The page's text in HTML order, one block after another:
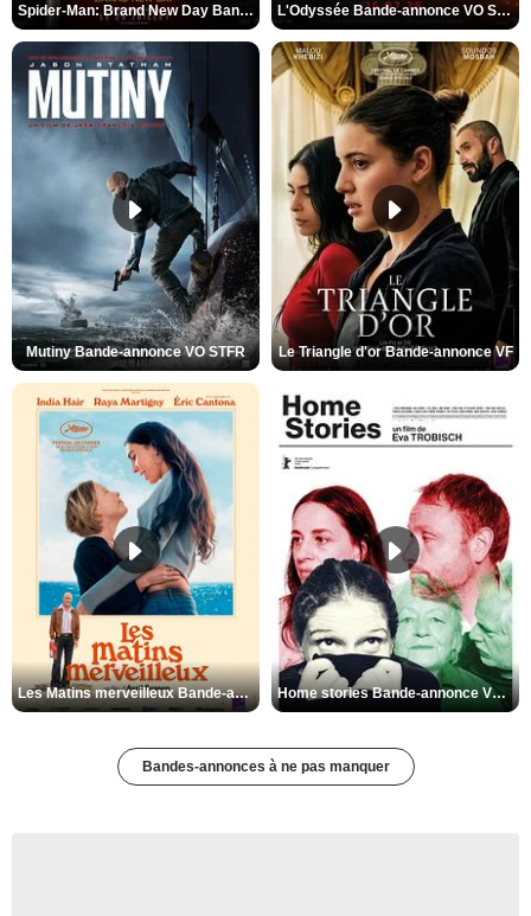
Spider-Man: Brand New Day Bande-annonce VO STFR L'Odyssée Bande-annonce VO STFR
Mutiny Bande-annonce VO STFR Le Triangle d'or Bande-annonce VF
Les Matins merveilleux Bande-annonce VF Home stories Bande-annonce VO STFR
Bandes-annonces à ne pas manquer